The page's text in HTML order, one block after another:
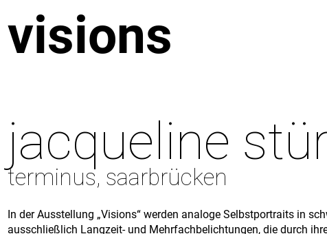
visions
jacqueline
terminus, saarbrücken
In der Ausstellung „Visions“ werden analoge Selbstportraits in
ausschließlich Langzeit- und Mehrfachbelichtungen, die durch